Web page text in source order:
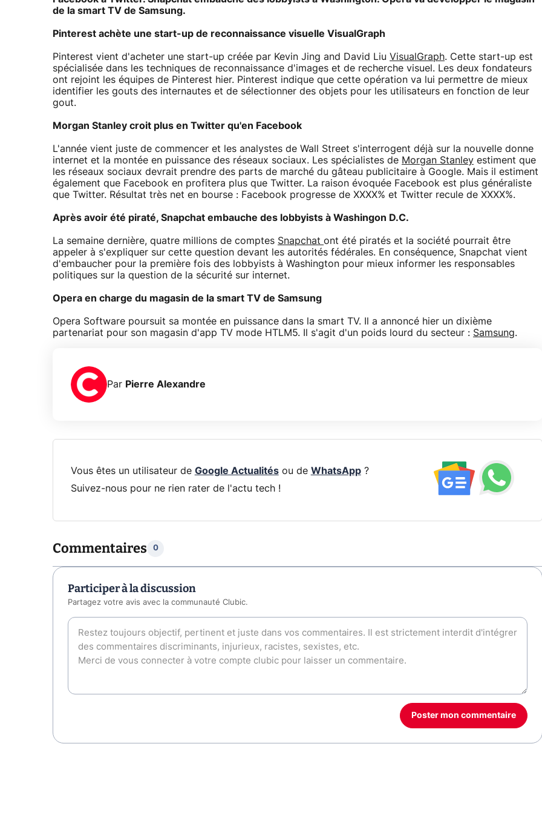
de la smart TV de Samsung.
Pinterest achète une start-up de reconnaissance visuelle VisualGraph
Pinterest vient d'acheter une start-up créée par Kevin Jing and David Liu VisualGraph. Cette start-up est
spécialisée dans les techniques de reconnaissance d'images et de recherche visuel. Les deux fondateurs
ont rejoint les équipes de Pinterest hier. Pinterest indique que cette opération va lui permettre de mieux
identifier les gouts des internautes et de sélectionner des objets pour les utilisateurs en fonction de leur
gout.
Morgan Stanley croit plus en Twitter qu'en Facebook
L'année vient juste de commencer et les analystes de Wall Street s'interrogent déjà sur la nouvelle donne
internet et la montée en puissance des réseaux sociaux. Les spécialistes de Morgan Stanley estiment que
les réseaux sociaux devrait prendre des parts de marché du gâteau publicitaire à Google. Mais il estiment
également que Facebook en profitera plus que Twitter. La raison évoquée Facebook est plus généraliste
que Twitter. Résultat très net en bourse : Facebook progresse de XXXX% et Twitter recule de XXXX%.
Après avoir été piraté, Snapchat embauche des lobbyists à Washingon D.C.
La semaine dernière, quatre millions de comptes Snapchat ont été piratés et la société pourrait être
appeler à s'expliquer sur cette question devant les autorités fédérales. En conséquence, Snapchat vient
d'embaucher pour la première fois des lobbyists à Washington pour mieux informer les responsables
politiques sur la question de la sécurité sur internet.
Opera en charge du magasin de la smart TV de Samsung
Opera Software poursuit sa montée en puissance dans la smart TV. Il a annoncé hier un dixième
partenariat pour son magasin d'app TV mode HTLM5. Il s'agit d'un poids lourd du secteur : Samsung.
Par Pierre Alexandre
Vous êtes un utilisateur de Google Actualitésou de WhatsApp?
Suivez-nous pour ne rien rater de l'actu tech !
Commentaires 0
Participer à la discussion
Partagez votre avis avec la communauté Clubic.
Poster mon commentaire